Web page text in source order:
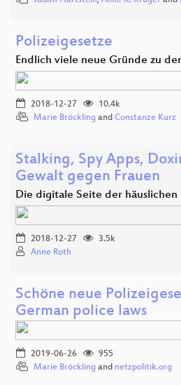
Polizeigesetze
Endlich viele neue Gründe zu
2018-12-27
10.4k
Marie Bröckling and Constanze Kurz
Stalking, Spy Apps,
Gewalt gegen Frauen
Die digitale Seite der häuslichen
2018-12-27
3.5k
Anne Roth
Schöne neue
German police laws
2019-06-26
955
Marie Bröckling and netzpolitik.org